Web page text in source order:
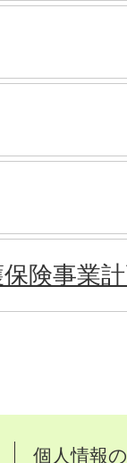
険事業
個人情報